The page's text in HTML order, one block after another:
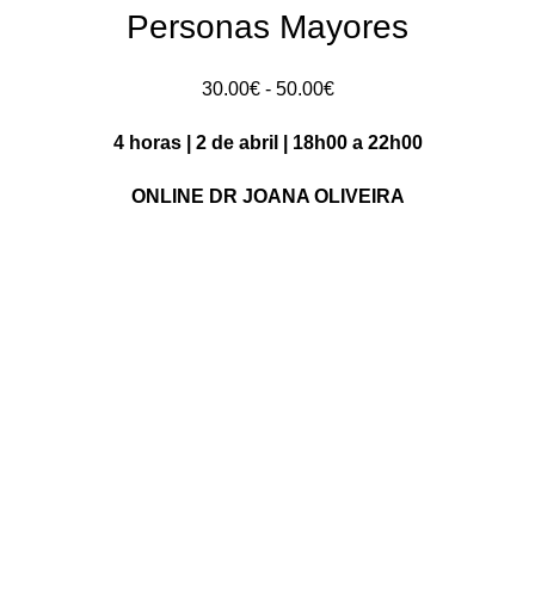
Personas Mayores
30.00€ - 50.00€Rango
precios:
hasta
4 horas | 2 de abril | 18h00 a 22h00
ONLINE DR JOANA OLIVEIRA